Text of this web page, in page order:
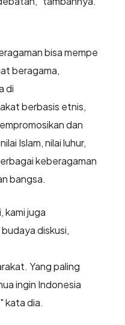
bisa mempe
beragama,
di
berbasis etnis,
dan
Islam, nilai luhur,
keberagaman
bangsa.
kami juga
diskusi,
Yang paling
ingin Indonesia
kata dia.